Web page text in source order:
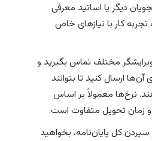
دیگر یا اساتید معرفی
کار با نیازهای خاص
مختلف تماس بگیرید و
آن‌ها ارسال کنید تا بتوانند
نرخ‌ها معمولاً بر اساس
زمان تحویل متفاوت است.
سپردن کل پایان‌نامه، بخواهید